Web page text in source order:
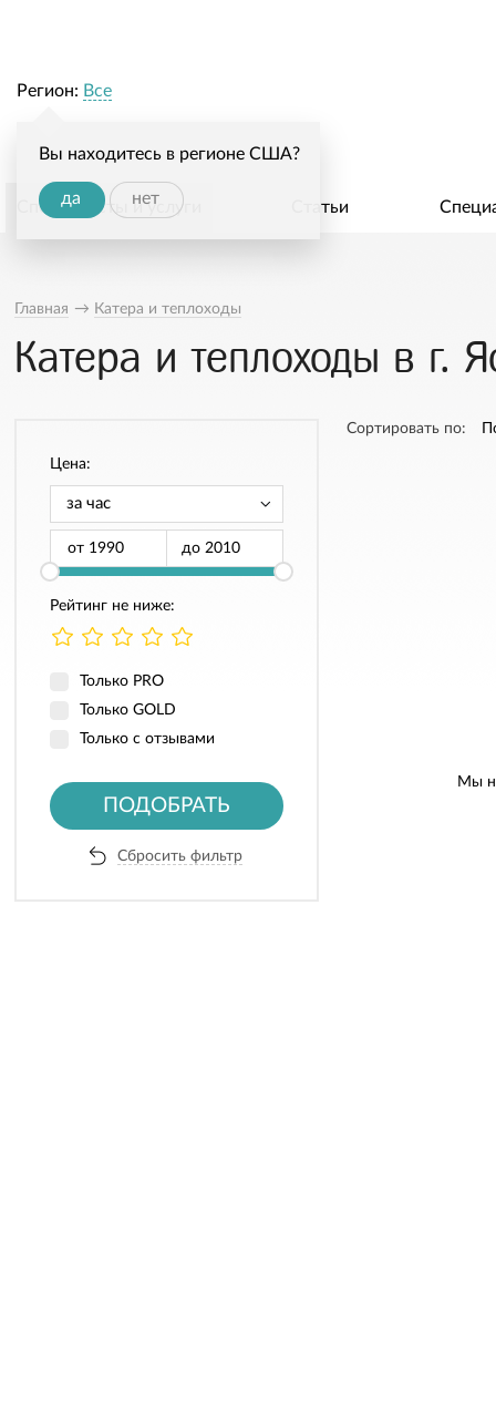
Регион: Все
Вы находитесь в регионе США?
да нет
Специалисты и услуги Статьи
Главная → Катера и теплоходы
Катера и теплоходы в г.
Цена:
от до
Рейтинг не ниже:
Только PRO
Только GOLD
Только с отзывами
ПОДОБРАТЬ
Сбросить фильтр
Сортировать по:
Мы